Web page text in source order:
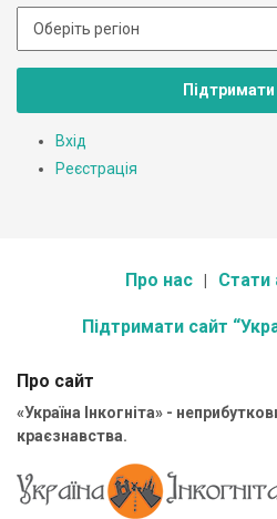
Вхід
Реєстрація
Про нас Стати
Підтримати сайт
Про сайт
«Україна Інкогніта» -
краєзнавства.